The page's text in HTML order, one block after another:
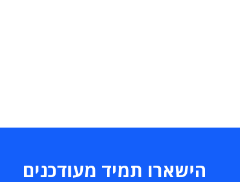
הישארו תמיד מעודכנים